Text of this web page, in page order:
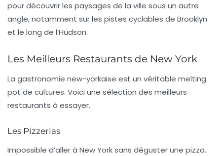
pour découvrir les paysages de la ville sous un autre
angle, notamment sur les pistes cyclables de Brooklyn
et le long de l’Hudson.
Les Meilleurs Restaurants de New York
La gastronomie new-yorkaise est un véritable melting
pot de cultures. Voici une sélection des meilleurs
restaurants à essayer.
Les Pizzerias
Impossible d’aller à New York sans déguster une pizza.